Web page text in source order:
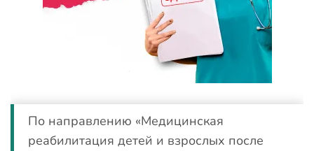
По направлению «Медицинская
реабилитация детей и взрослых после